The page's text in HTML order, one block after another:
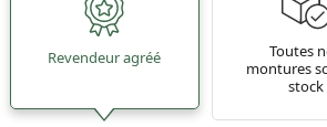
Revendeur agréé
Toutes
montures
stock